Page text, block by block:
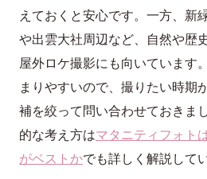
えておくと安心です。一方、新
や出雲大社周辺など、自然や歴
屋外ロケ撮影にも向いています
まりやすいので、撮りたい時期
補を絞って問い合わせておきま
的な考え方はマタニティフォト
がベストかでも詳しく解説して